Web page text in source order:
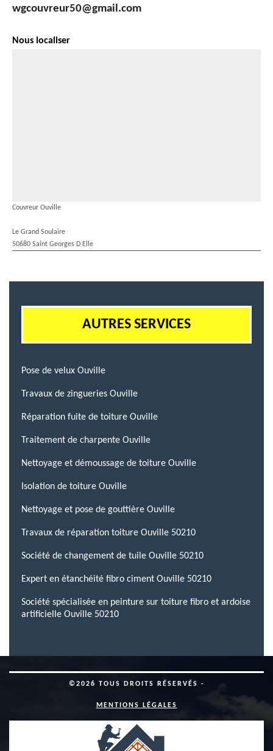
wgcouvreur50@gmail.com
Nous localiser
Couvreur Ouville
Le Grand Soulaire
50680 Saint Georges D Elle
AUTRES SERVICES
Pose de velux Ouville
Travaux de zingueries Ouville
Réparation fuite de toiture Ouville
Traitement de charpente Ouville
Nettoyage et démoussage de toiture Ouville
Isolation de toiture Ouville
Nettoyage et pose de gouttière Ouville
Travaux de réparation toiture Ouville 50210
Société de changement de tuile Ouville 50210
Expert en étanchéité fibro ciment Ouville 50210
Société spécialisée en peinture sur toiture fibro et ardoise
artificielle Ouville 50210
©2026 TOUS DROITS RÉSERVÉS -
MENTIONS LÉGALES